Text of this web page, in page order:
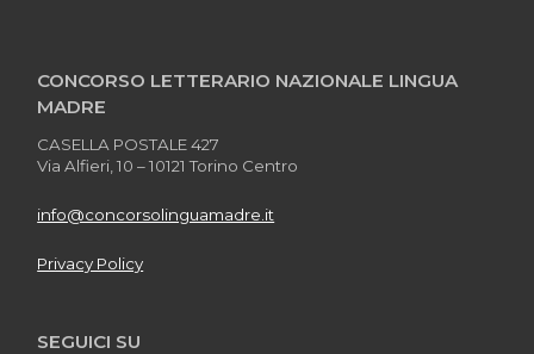
CONCORSO LETTERARIO NAZIONALE LINGUA
MADRE
CASELLA POSTALE 427
Via Alfieri, 10 – 10121 Torino Centro
info@concorsolinguamadre.it
Privacy Policy
SEGUICI SU